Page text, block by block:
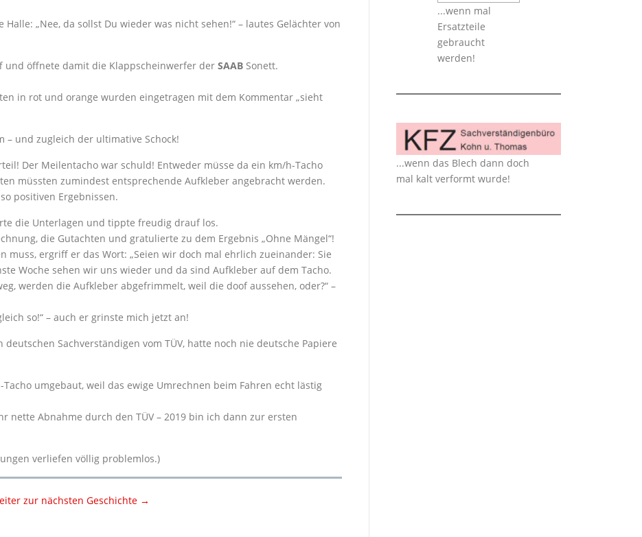
„Nee, da sollst Du wieder was nicht sehen!“ – lautes Gelächter von
und öffnete damit die Klappscheinwerfer der SAAB Sonett.
in rot und orange wurden eingetragen mit dem Kommentar „sieht
– und zugleich der ultimative Schock!
Der Meilentacho war schuld! Entweder müsse da ein km/h-Tacho
müssten zumindest entsprechende Aufkleber angebracht werden.
positiven Ergebnissen.
die Unterlagen und tippte freudig drauf los.
die Gutachten und gratulierte zu dem Ergebnis „Ohne Mängel“!
ergriff er das Wort: „Seien wir doch mal ehrlich zueinander: Sie
Woche sehen wir uns wieder und da sind Aufkleber auf dem Tacho.
werden die Aufkleber abgefrimmelt, weil die doof aussehen, oder?“ –
so!“ – auch er grinste mich jetzt an!
deutschen Sachverständigen vom TÜV, hatte noch nie deutsche Papiere
umgebaut, weil das ewige Umrechnen beim Fahren echt lästig
nette Abnahme durch den TÜV – 2019 bin ich dann zur ersten
verliefen völlig problemlos.)
zur nächsten Geschichte →
...wenn mal
Ersatzteile
gebraucht
werden!
...wenn das Blech dann doch
mal kalt verformt wurde!